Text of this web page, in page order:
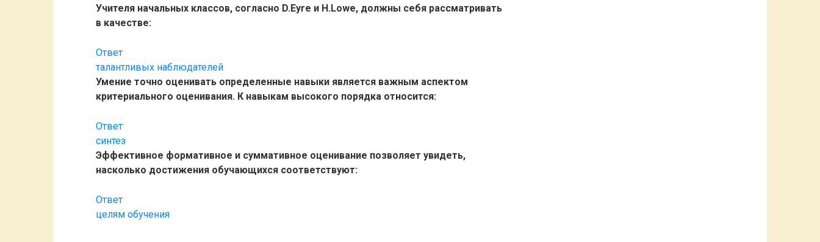
Учителя начальных классов, согласно D.Eyre и H.Lowe, должны себя рассматривать
в качестве:
Ответ
талантливых наблюдателей
Умение точно оценивать определенные навыки является важным аспектом
критериального оценивания. К навыкам высокого порядка относится:
Ответ
синтез
Эффективное формативное и суммативное оценивание позволяет увидеть,
насколько достижения обучающихся соответствуют:
Ответ
целям обучения